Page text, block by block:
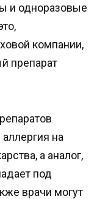
и одноразовые
компании,
препарат
на
а аналог,
под
врачи могут